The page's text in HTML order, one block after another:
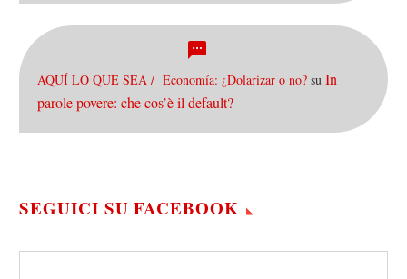
AQUÍ LO QUE SEA / Economía: ¿Dolarizar o no? su In
parole povere: che cos’è il default?
SEGUICI SU FACEBOOK